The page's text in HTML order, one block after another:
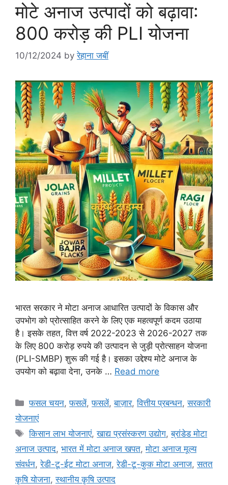
मोटे अनाज उत्पादों को बढ़ावा:
800 करोड़ की PLI योजना
10/12/2024 byरेहाना जबीं
भारत सरकार ने मोटा अनाज आधारित उत्पादों के विकास और
उपभोग को प्रोत्साहित करने के लिए एक महत्वपूर्ण कदम उठाया
है। इसके तहत, वित्त वर्ष 2022-2023 से 2026-2027 तक
के लिए 800 करोड़ रुपये की उत्पादन से जुड़ी प्रोत्साहन योजना
(PLI-SMBP) शुरू की गई है। इसका उद्देश्य मोटे अनाज के
उपयोग को बढ़ावा देना, उनके … Read more
फसल चयन,फसलें,फसलें,बाज़ार,वित्तीय प्रबन्धन,सरकारी
योजनाएं
किसान लाभ योजनाएं,खाद्य प्रसंस्करण उद्योग,ब्रांडेड मोटा
अनाज उत्पाद, भारत में मोटा अनाज खपत,मोटा अनाज मूल्य
संवर्धन,रेडी-टू-ईट मोटा अनाज,रेडी-टू-कुक मोटा अनाज,सतत
कृषि योजना,स्थानीय कृषि उत्पाद